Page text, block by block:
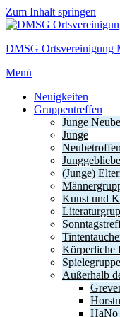
Zum Inhalt springen
DMSG Ortsvereinigung
Menü
Neuigkeiten
Gruppentreffen
Junge
Junge
(Junge)
Kunst und
Körperliche
Spielegruppe
Außerhalb